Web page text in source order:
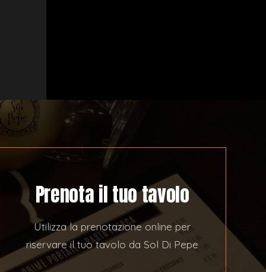
Prenota il tuo tavolo
Utilizza la prenotazione online per
riservare il tuo tavolo da Sol Di Pepe